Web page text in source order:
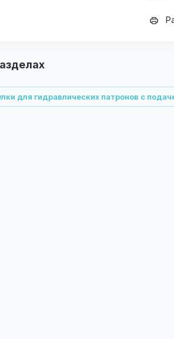
для гидравлических патронов с